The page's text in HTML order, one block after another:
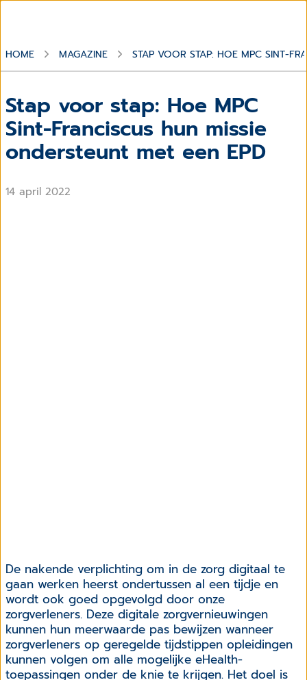
HOME MAGAZINE STAP VOOR STAP: HOE MPC SINT-
Stap voor stap: Hoe MPC
Sint-Franciscus hun missie
ondersteunt met een EPD
14 april 2022
De nakende verplichting om in de zorg digitaal te
gaan werken heerst ondertussen al een tijdje en
wordt ook goed opgevolgd door onze
zorgverleners. Deze digitale zorgvernieuwingen
kunnen hun meerwaarde pas bewijzen wanneer
zorgverleners op geregelde tijdstippen opleidingen
kunnen volgen om alle mogelijke eHealth-
toepassingen onder de knie te krijgen. Het doel is